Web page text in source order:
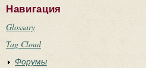
Навигация
Glossary
Tag Cloud
Форумы